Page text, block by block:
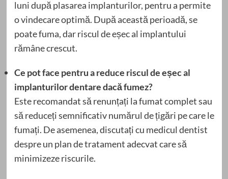
luni după plasarea implanturilor, pentru a permite
o vindecare optimă. După această perioadă, se
poate fuma, dar riscul de eșec al implantului
rămâne crescut.
Ce pot face pentru a reduce riscul de eșec al
implanturilor dentare dacă fumez?
Este recomandat să renunțați la fumat complet sau
să reduceți semnificativ numărul de țigări pe care le
fumați. De asemenea, discutați cu medicul dentist
despre un plan de tratament adecvat care să
minimizeze riscurile.